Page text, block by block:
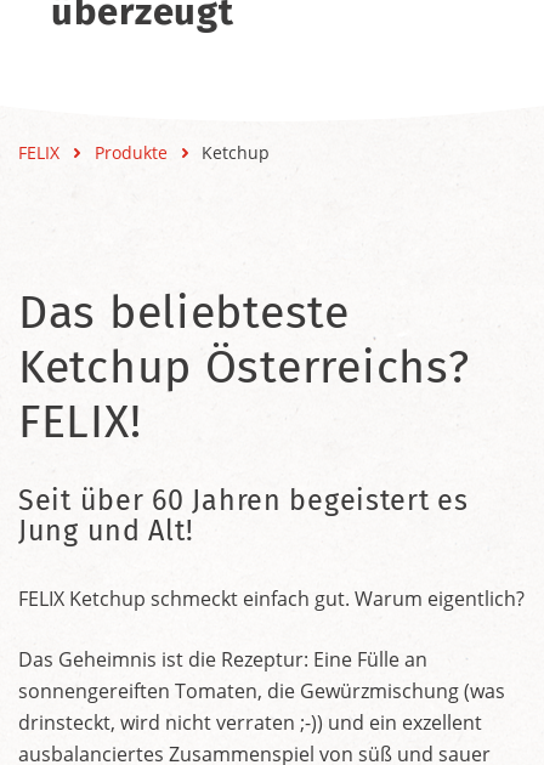
überzeugt
FELIX Produkte Ketchup
Das beliebteste
Ketchup Österreichs?
FELIX!
Seit über 60 Jahren begeistert es
Jung und Alt!
FELIX Ketchup schmeckt einfach gut. Warum eigentlich?
Das Geheimnis ist die Rezeptur: Eine Fülle an
sonnengereiften Tomaten, die Gewürzmischung (was
drinsteckt, wird nicht verraten ;-)) und ein exzellent
ausbalanciertes Zusammenspiel von süß und sauer